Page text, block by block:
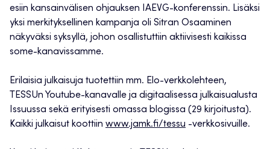
esiin kansainvälisen ohjauksen IAEVG-konferenssin. Lisäksi
yksi merkityksellinen kampanja oli Sitran Osaaminen
näkyväksi syksyllä, johon osallistuttiin aktiivisesti kaikissa
some-kanavissamme.
Erilaisia julkaisuja tuotettiin mm. Elo-verkkolehteen,
TESSUn Youtube-kanavalle ja digitaalisessa julkaisualusta
Issuussa sekä erityisesti omassa blogissa (29 kirjoitusta).
Kaikki julkaisut koottiin www.jamk.fi/tessu -verkkosivuille.